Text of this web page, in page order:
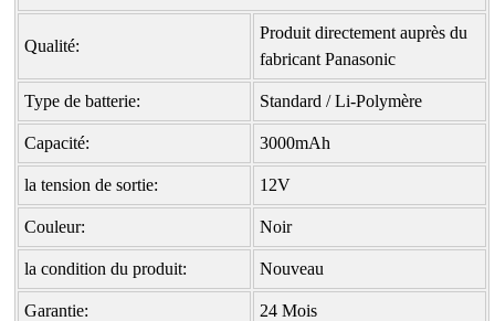
Qualité:
Produit directement auprès du
fabricant Panasonic
Type de batterie: Standard / Li-Polymère
Capacité: 3000mAh
la tension de sortie: 12V
Couleur: Noir
la condition du produit: Nouveau
Garantie: 24 Mois